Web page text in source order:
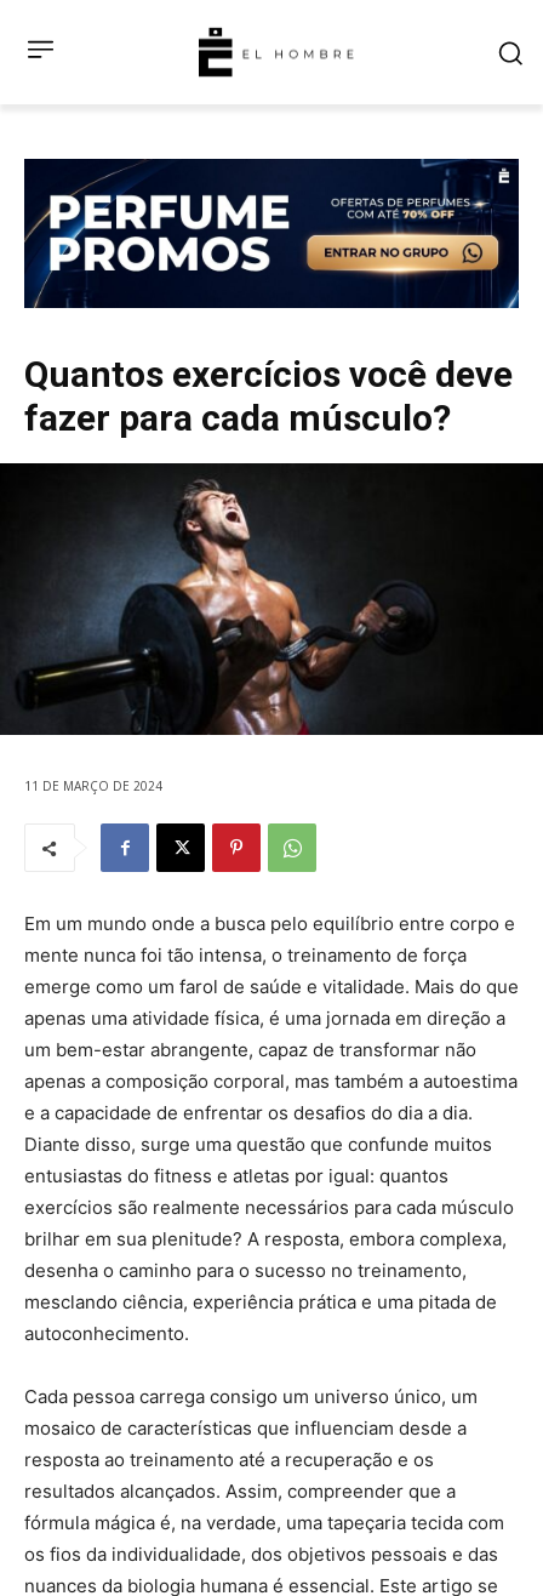
Quantos exercícios você deve
fazer para cada músculo?
11 DE MARÇO DE 2024
Em um mundo onde a busca pelo equilíbrio entre corpo e
mente nunca foi tão intensa, o treinamento de força
emerge como um farol de saúde e vitalidade. Mais do que
apenas uma atividade física, é uma jornada em direção a
um bem-estar abrangente, capaz de transformar não
apenas a composição corporal, mas também a autoestima
e a capacidade de enfrentar os desafios do dia a dia.
Diante disso, surge uma questão que confunde muitos
entusiastas do fitness e atletas por igual: quantos
exercícios são realmente necessários para cada músculo
brilhar em sua plenitude? A resposta, embora complexa,
desenha o caminho para o sucesso no treinamento,
mesclando ciência, experiência prática e uma pitada de
autoconhecimento.
Cada pessoa carrega consigo um universo único, um
mosaico de características que influenciam desde a
resposta ao treinamento até a recuperação e os
resultados alcançados. Assim, compreender que a
fórmula mágica é, na verdade, uma tapeçaria tecida com
os fios da individualidade, dos objetivos pessoais e das
nuances da biologia humana é essencial. Este artigo se